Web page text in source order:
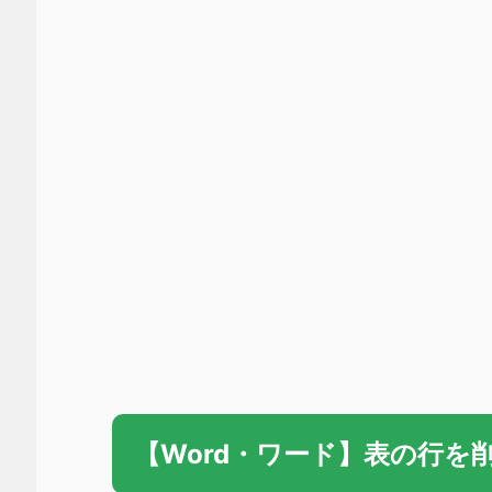
【Word・ワード】表の行を